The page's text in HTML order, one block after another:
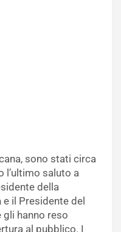
sono stati circa
l’ultimo saluto a
della
e il Presidente del
gli hanno reso
al pubblico. I